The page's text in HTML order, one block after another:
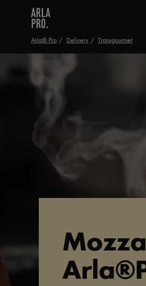
Arla® Pro Delivery Transgourmet